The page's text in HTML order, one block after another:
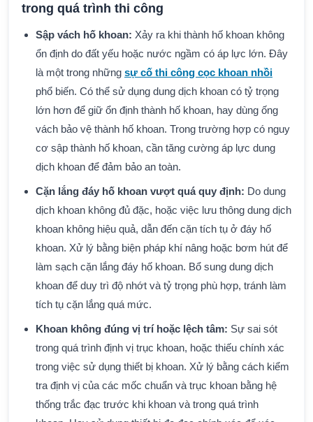
trong quá trình thi công
Sập vách hố khoan: Xảy ra khi thành hố khoan không
ổn định do đất yếu hoặc nước ngầm có áp lực lớn. Đây
là một trong những sự cố thi công cọc khoan nhồi
phổ biến. Có thể sử dụng dung dịch khoan có tỷ trọng
lớn hơn để giữ ổn định thành hố khoan, hay dùng ống
vách bảo vệ thành hố khoan. Trong trường hợp có nguy
cơ sập thành hố khoan, cần tăng cường áp lực dung
dịch khoan để đảm bảo an toàn.
Cặn lắng đáy hố khoan vượt quá quy định: Do dung
dịch khoan không đủ đặc, hoặc việc lưu thông dung dịch
khoan không hiệu quả, dẫn đến cặn tích tụ ở đáy hố
khoan. Xử lý bằng biện pháp khí nâng hoặc bơm hút để
làm sạch cặn lắng đáy hố khoan. Bổ sung dung dịch
khoan để duy trì độ nhớt và tỷ trọng phù hợp, tránh làm
tích tụ cặn lắng quá mức.
Khoan không đúng vị trí hoặc lệch tâm: Sự sai sót
trong quá trình định vị trục khoan, hoặc thiếu chính xác
trong việc sử dụng thiết bị khoan. Xử lý bằng cách kiểm
tra định vị của các mốc chuẩn và trục khoan bằng hệ
thống trắc đạc trước khi khoan và trong quá trình